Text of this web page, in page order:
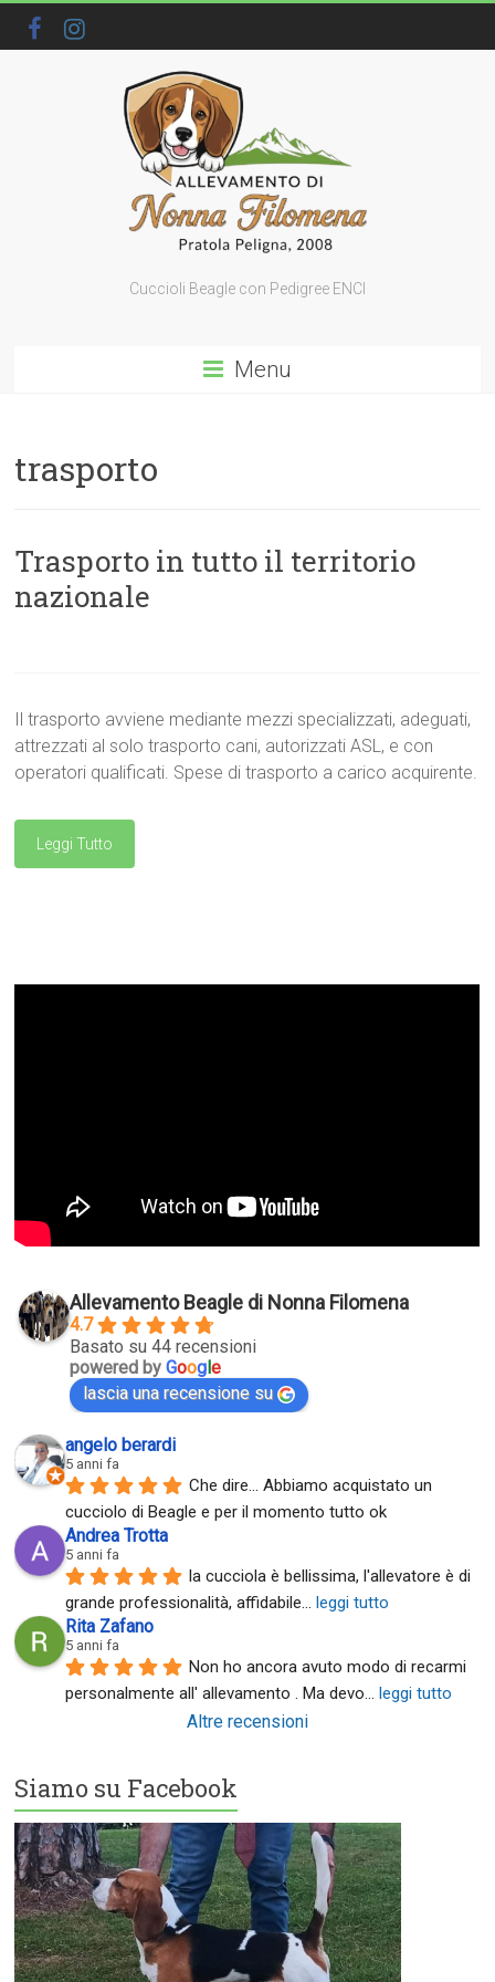
Cuccioli Beagle con Pedigree ENCI
Menu
trasporto
Trasporto in tutto il territorio
nazionale
Il trasporto avviene mediante mezzi specializzati, adeguati,
attrezzati al solo trasporto cani, autorizzati ASL, e con
operatori qualificati. Spese di trasporto a carico acquirente.
Leggi Tutto
Allevamento Beagle di Nonna Filomena
4.7
Basato su 44 recensioni
powered byGoogle
lascia una recensione su
angelo berardi
5 anni fa
Che dire... Abbiamo acquistato un
cucciolo di Beagle e per il momento tutto ok
Andrea Trotta
5 anni fa
la cucciola è bellissima, l'allevatore è di
grande professionalità, affidabile... leggi tutto
Rita Zafano
5 anni fa
Non ho ancora avuto modo di recarmi
personalmente all' allevamento . Ma devo... leggi tutto
Altre recensioni
Siamo su Facebook